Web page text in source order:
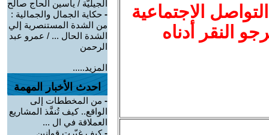
الاجتماعية
النقر أدناه
الجيليّة / ياسين الحاج صالح
- حكاية الجمال والجمالية :
من الشدة المستنصرية إلي
الشدة الحال ... / عمرو عبد
الرحمن
المزيد.....
احدث الأخبار المهمة
- من المخططات إلى
الواقع.. كيف تُنفَّذ المشاريع
العملاقة في ال ...
-كيف غيّرت قوانين